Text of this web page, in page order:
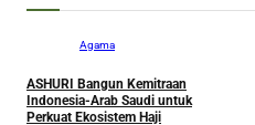
Agama
ASHURI Bangun Kemitraan
Indonesia-Arab Saudi untuk
Perkuat Ekosistem Haji